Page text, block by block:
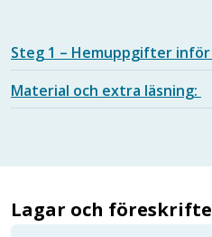
Steg 1 – Hemuppgifter
Material och extra läsning:
Lagar och